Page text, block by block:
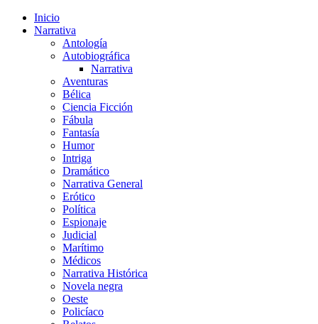
Inicio
Narrativa
Antología
Autobiográfica
Narrativa
Aventuras
Bélica
Ciencia Ficción
Fábula
Fantasía
Humor
Intriga
Dramático
Narrativa General
Erótico
Política
Espionaje
Judicial
Marítimo
Médicos
Narrativa Histórica
Novela negra
Oeste
Policíaco